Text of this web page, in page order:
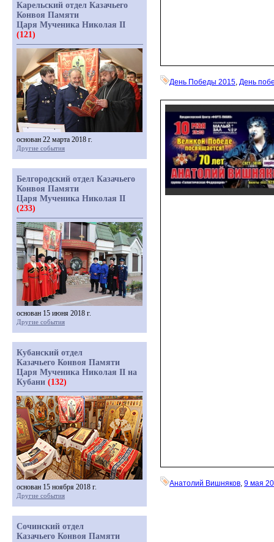
День Победы 2015, День
Анатолий Вишняков, 9 мая
Карельский отдел Казачьего
Конвоя Памяти
Царя Мученика Николая II
(121)
основан 22 марта 2018 г.
Другие события
Белгородский отдел Казачьего
Конвоя Памяти
Царя Мученика Николая II
(233)
основан 15 июня 2018 г.
Другие события
Кубанский отдел
Казачьего Конвоя Памяти
Царя Мученика Николая II на
Кубани (132)
основан 15 ноября 2018 г.
Другие события
Сочинский отдел
Казачьего Конвоя Памяти